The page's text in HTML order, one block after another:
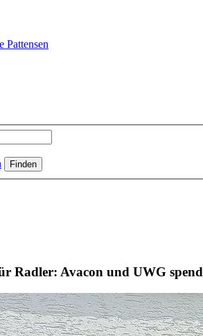
Pattensen
Radler: Avacon und UWG